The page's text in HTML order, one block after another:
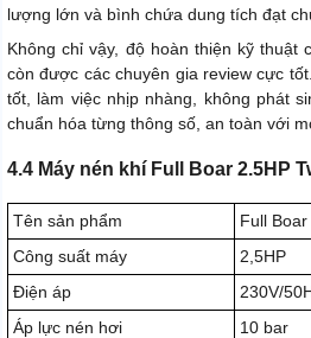
lượng lớn và bình chứa dung tích đạt
Không chỉ vậy, độ hoàn thiện kỹ thuật
còn được các chuyên gia review cực
tốt, làm việc nhịp nhàng, không phát
chuẩn hóa từng thông số, an toàn với
4.4 Máy nén khí Full Boar 2.5HP
Tên sản phẩm
Full
Công suất máy
2,5HP
Điện áp
230V/
Áp lực nén hơi
10 bar